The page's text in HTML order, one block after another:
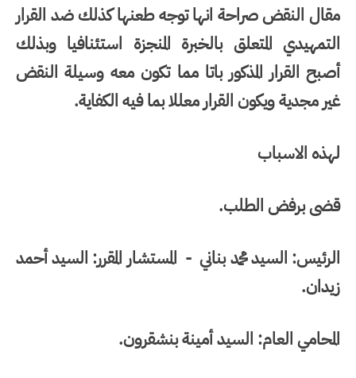
مقال النقض صراحة انها توجه طعنها كذلك ضد القرار
التمهيدي المتعلق بالخبرة المنجزة استئنافيا وبذلك
أصبح القرار المذكور باتا مما تكون معه وسيلة النقض
غير مجدية ويكون القرار معللا بما فيه الكفاية.
لهذه الاسباب
قضى برفض الطلب.
الرئيس: السيد محمد بناني - المستشار المقرر: السيد أحمد
زيدان.
المحامي العام: السيد أمينة بنشقرون.